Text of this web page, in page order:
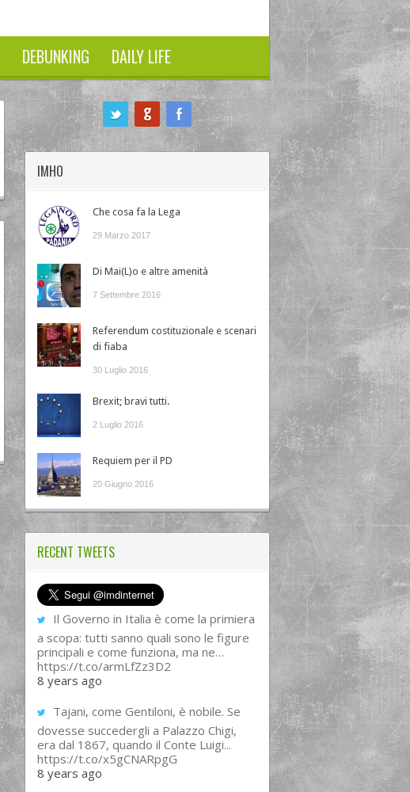
DEBUNKING DAILY LIFE
IMHO
Che cosa fa la Lega
29 Marzo 2017
Di Mai(L)o e altre amenità
7 Settembre 2016
Referendum costituzionale e scenari
di fiaba
30 Luglio 2016
Brexit; bravi tutti.
2 Luglio 2016
Requiem per il PD
20 Giugno 2016
RECENT TWEETS
Il Governo in Italia è come la primiera
a scopa: tutti sanno quali sono le figure
principali e come funziona, ma ne…
https://t.co/armLfZz3D2
8 years ago
Tajani, come Gentiloni, è nobile. Se
dovesse succedergli a Palazzo Chigi,
era dal 1867, quando il Conte Luigi...
https://t.co/x5gCNARpgG
8 years ago